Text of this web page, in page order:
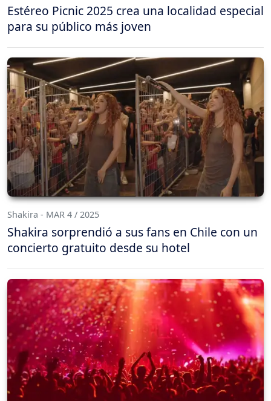
Estéreo Picnic 2025 crea una localidad especial
para su público más joven
Shakira - MAR 4 / 2025
Shakira sorprendió a sus fans en Chile con un
concierto gratuito desde su hotel